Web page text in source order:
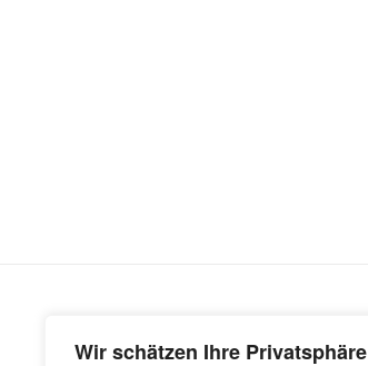
Wir schätzen Ihre Privatsphäre